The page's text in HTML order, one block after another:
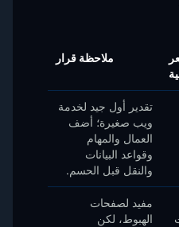
ملاحظة قرار
تقدير أول جيد لخدمة
ويب صغيرة؛ أضف
العمال والمهام
وقواعد البيانات
والنقل قبل الحسم.
مفيد لصفحات
الهبوط، لكن